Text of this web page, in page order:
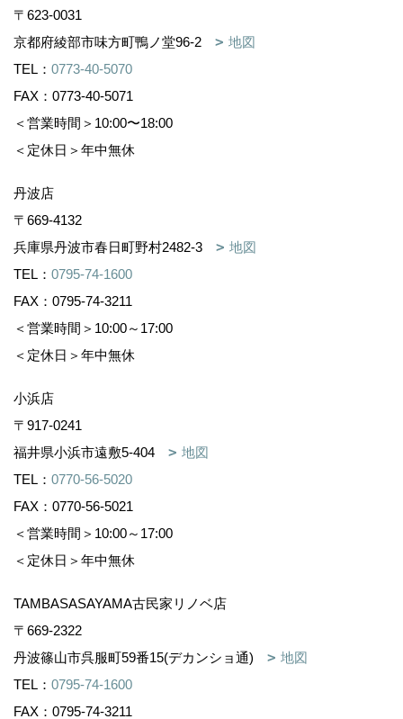
〒623-0031
京都府綾部市味方町鴨ノ堂96-2
地図
TEL： 0773-40-5070
FAX：0773-40-5071
＜営業時間＞10:00〜18:00
＜定休日＞年中無休
丹波店
〒669-4132
兵庫県丹波市春日町野村2482-3
地図
TEL： 0795-74-1600
FAX：0795-74-3211
＜営業時間＞10:00～17:00
＜定休日＞年中無休
小浜店
〒917-0241
福井県小浜市遠敷5-404
地図
TEL： 0770-56-5020
FAX：0770-56-5021
＜営業時間＞10:00～17:00
＜定休日＞年中無休
TAMBASASAYAMA古民家リノベ店
〒669-2322
丹波篠山市呉服町59番15(デカンショ通)
地図
TEL： 0795-74-1600
FAX：0795-74-3211